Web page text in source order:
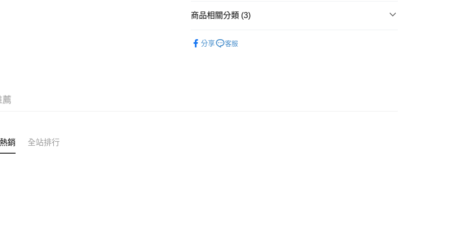
每筆NT$180，滿NT$2,000(含以上)免運費
商品相關分類 (3)
分享 客服
薦
銷 全站排行